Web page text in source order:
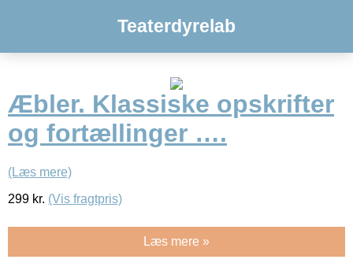
Teaterdyrelab
Æbler. Klassiske opskrifter
og fortællinger ….
(Læs mere)
299 kr. (Vis fragtpris)
Læs mere »